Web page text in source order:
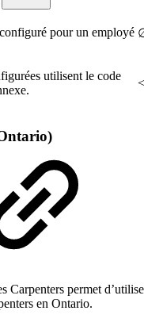
pour un employé
utilisent le code
Carpenters permet
en Ontario.